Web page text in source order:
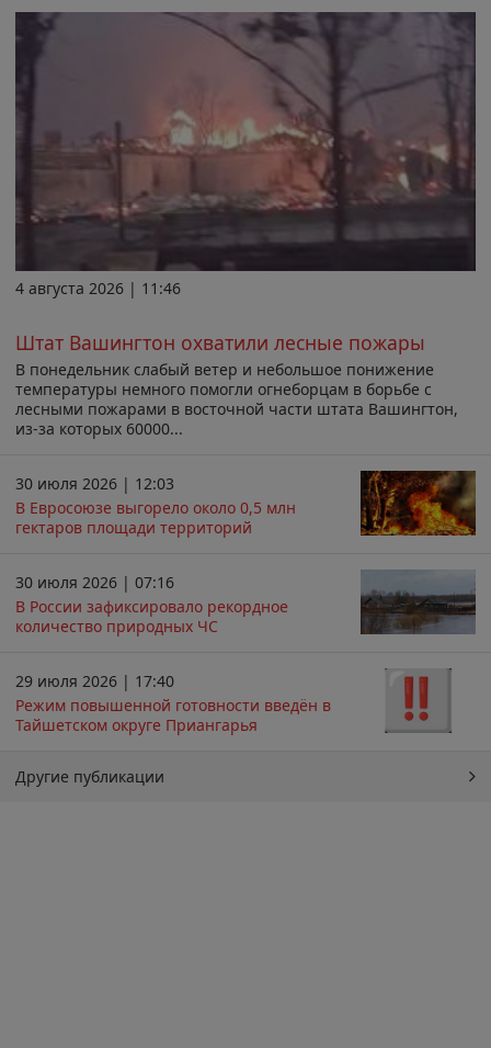
4 августа 2026 | 11:46
Штат Вашингтон охватили лесные пожары
В понедельник слабый ветер и небольшое понижение
температуры немного помогли огнеборцам в борьбе с
лесными пожарами в восточной части штата Вашингтон,
из-за которых 60000...
30 июля 2026 | 12:03
В Евросоюзе выгорело около 0,5 млн
гектаров площади территорий
30 июля 2026 | 07:16
В России зафиксировало рекордное
количество природных ЧС
29 июля 2026 | 17:40
Режим повышенной готовности введён в
Тайшетском округе Приангарья
Другие публикации